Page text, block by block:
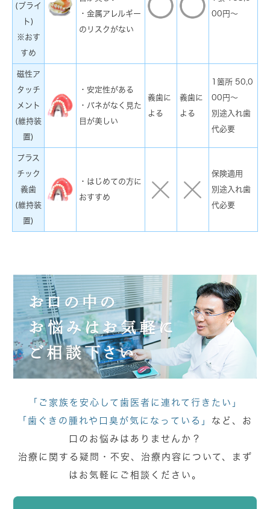
(ブライ
ト)
※おす
すめ
・金属アレルギー
のリスクがない
00円～
磁性ア
タッチ
メント
(維持装
置)
・安定性がある
・バネがなく見た
目が美しい
義歯に
よる
義歯に
よる
1箇所 50,0
00円～
別途入れ歯
代必要
プラス
チック
義歯
(維持装
置)
・はじめての方に
おすすめ
保険適用
別途入れ歯
代必要
「ご家族を安心して歯医者に連れて行きたい」
「歯ぐきの腫れや口臭が気になっている」 など、お
口のお悩みはありませんか？
治療に関する疑問・不安、治療内容について、まず
はお気軽にご相談ください。